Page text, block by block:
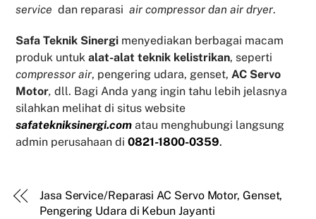
service dan reparasiair compressor dan air dryer.
Safa Teknik Sinergi menyediakan berbagai macam
produk untukalat-alat teknik kelistrikan, seperti
compressor air, pengering udara, genset,AC Servo
Motor, dll. Bagi Anda yang ingin tahu lebih jelasnya
silahkan melihat di situs website
safatekniksinergi.com atau menghubungi langsung
admin perusahaan di0821-1800-0359.
Jasa Service/Reparasi AC Servo Motor, Genset,
Pengering Udara di Kebun Jayanti